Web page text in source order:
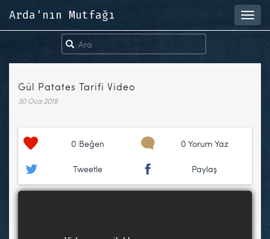
Arda'nın Mutfağı
Gül Patates Tarifi Video
30 Oca 2019
0 Beğen 0 Yorum Yaz
Tweetle Paylaş